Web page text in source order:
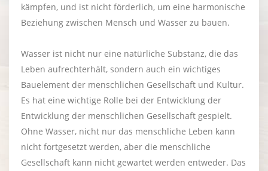
kämpfen, und ist nicht förderlich, um eine harmonische
Beziehung zwischen Mensch und Wasser zu bauen.
Wasser ist nicht nur eine natürliche Substanz, die das
Leben aufrechterhält, sondern auch ein wichtiges
Bauelement der menschlichen Gesellschaft und Kultur.
Es hat eine wichtige Rolle bei der Entwicklung der
Entwicklung der menschlichen Gesellschaft gespielt.
Ohne Wasser, nicht nur das menschliche Leben kann
nicht fortgesetzt werden, aber die menschliche
Gesellschaft kann nicht gewartet werden entweder. Das